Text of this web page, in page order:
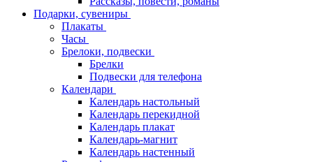
Подарки, сувениры
Плакаты
Часы
Брелоки, подвески
Брелки
Подвески для телефона
Календари
Календарь настольный
Календарь перекидной
Календарь плакат
Календарь-магнит
Календарь настенный